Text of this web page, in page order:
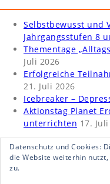
Selbstbewusst und
Jahrgangsstufen 8
Thementage
Juli 2026
Erfolgreiche
21. Juli 2026
Icebreaker –
Aktionstag Planet
unterrichten 17.
Datenschutz und Cookies:
die Website weiterhin
zu.